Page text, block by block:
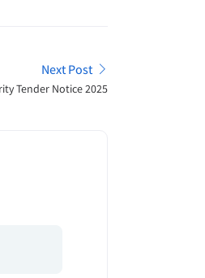
Next Post
Tender Notice 2025